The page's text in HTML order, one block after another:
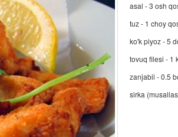
asal - 3 osh
tuz - 1 choy
ko'k piyoz - 5
tovuq filesi - 1
zanjabil - 0.5
sirka